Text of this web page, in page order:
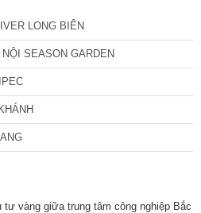
LONG BIÊN
SEASON GARDEN
vàng giữa trung tâm công nghiệp Bắc